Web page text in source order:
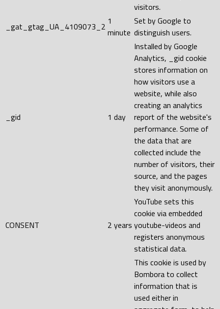
visitors.
_gat_gtag_UA_4109073_2 1
minute
Set by Google to
distinguish users.
_gid 1 day
Installed by Google
Analytics, _gid cookie
stores information on
how visitors use a
website, while also
creating an analytics
report of the website's
performance. Some of
the data that are
collected include the
number of visitors, their
source, and the pages
they visit anonymously.
CONSENT 2 years
YouTube sets this
cookie via embedded
youtube-videos and
registers anonymous
statistical data.
This cookie is used by
Bombora to collect
information that is
used either in